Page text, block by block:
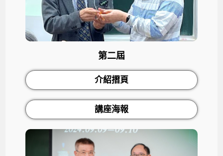
第二屆
介紹摺頁
講座海報